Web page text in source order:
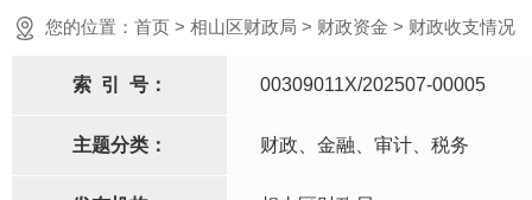
您的位置： 首页 > 相山区财政局 > 财政资金 > 财政收支情况
索 引 号： 00309011X/202507-00005
主题分类： 财政、金融、审计、税务